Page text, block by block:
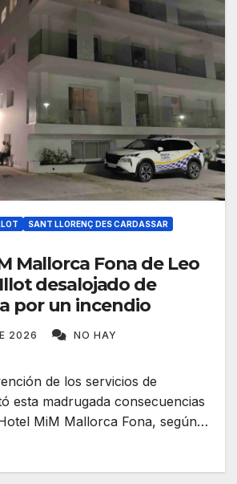
SANT LLORENÇ DES CARDASSAR
Mallorca Fona de Leo
desalojado de
por un incendio
2026
NO HAY
de los servicios de
esta madrugada consecuencias
MiM Mallorca Fona, según…